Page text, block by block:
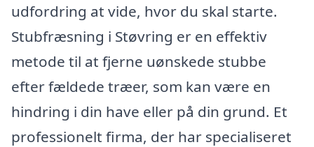
udfordring at vide, hvor du skal starte.
Stubfræsning i Støvring er en effektiv
metode til at fjerne uønskede stubbe
efter fældede træer, som kan være en
hindring i din have eller på din grund. Et
professionelt firma, der har specialiseret